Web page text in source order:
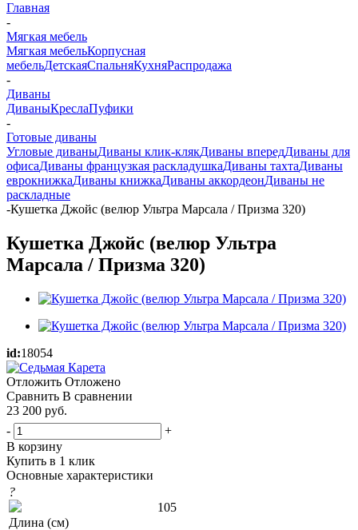
Главная
-
Мягкая мебель
Мягкая мебельКорпусная
мебельДетскаяСпальняКухняРаспродажа
-
Диваны
ДиваныКреслаПуфики
-
Готовые диваны
Угловые диваныДиваны клик-клякДиваны впередДиваны для
офисаДиваны французкая раскладушкаДиваны тахтаДиваны
еврокнижкаДиваны книжкаДиваны аккордеонДиваны не
раскладные
-Кушетка Джойс (велюр Ультра Марсала / Призма 320)
Кушетка Джойс (велюр Ультра
Марсала / Призма 320)
id:18054
Отложить Отложено
Сравнить В сравнении
23 200 руб.
-
+
В корзину
Купить в 1 клик
Основные характеристики
?
Длина (см)
105